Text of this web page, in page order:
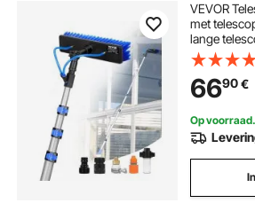
vevor diesel standkachel
vevor co2 laser
vevor 5kw diesel luchtverwarmer
VEVOR
met
lange
borstelkop
6690€
Op voorraad.